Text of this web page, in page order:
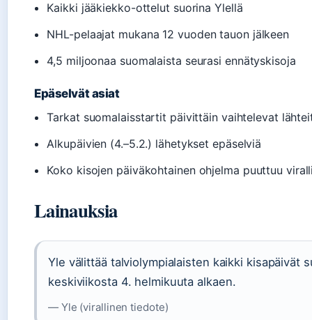
Kaikki jääkiekko-ottelut suorina Ylellä
NHL-pelaajat mukana 12 vuoden tauon jälkeen
4,5 miljoonaa suomalaista seurasi ennätyskisoja
Epäselvät asiat
Tarkat suomalaisstartit päivittäin vaihtelevat
Alkupäivien (4.–5.2.) lähetykset epäselviä
Koko kisojen päiväkohtainen ohjelma puuttuu
Lainauksia
Yle välittää talviolympialaisten kaikki kisapäivät
keskiviikosta 4. helmikuuta alkaen.
— Yle (virallinen tiedote)